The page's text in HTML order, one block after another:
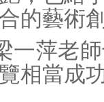
的藝術
一萍老
相當成